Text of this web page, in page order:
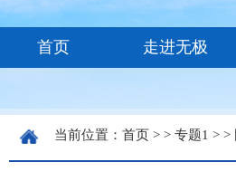
当前位置： 首页 > > 专题1 > >